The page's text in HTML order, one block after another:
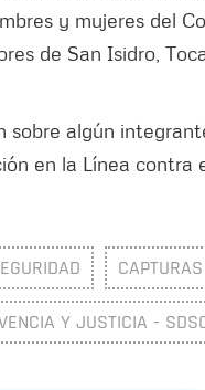
y mujeres del
de San Isidro,
sobre algún
en la Línea contra
Y JUSTICIA -